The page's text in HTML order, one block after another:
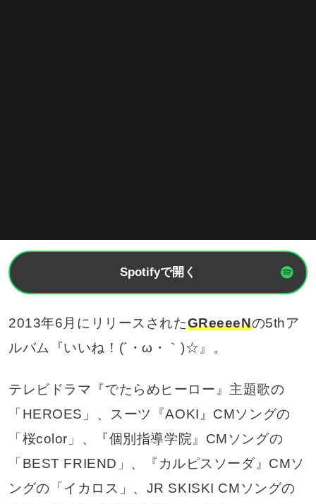
Spotifyで開く
2013年6月にリリースされたGReeeeNの5thア
ルバム『いいね！(´・ω・｀)☆』。
テレビドラマ『でたらめヒーロー』主題歌の
「HEROES」、スーツ『AOKI』CMソングの
「桜color」、『個別指導学院』CMソングの
「BEST FRIEND」、『カルピスソーダ』CMソ
ングの「イカロス」、JR SKISKI CMソングの